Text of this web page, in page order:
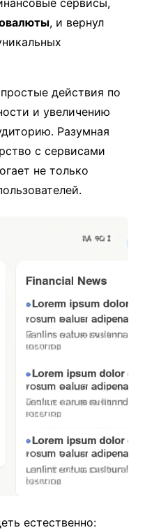
сервисы,
, и вернул
действия по
и увеличению
Разумная
с сервисами
не только
естественно: